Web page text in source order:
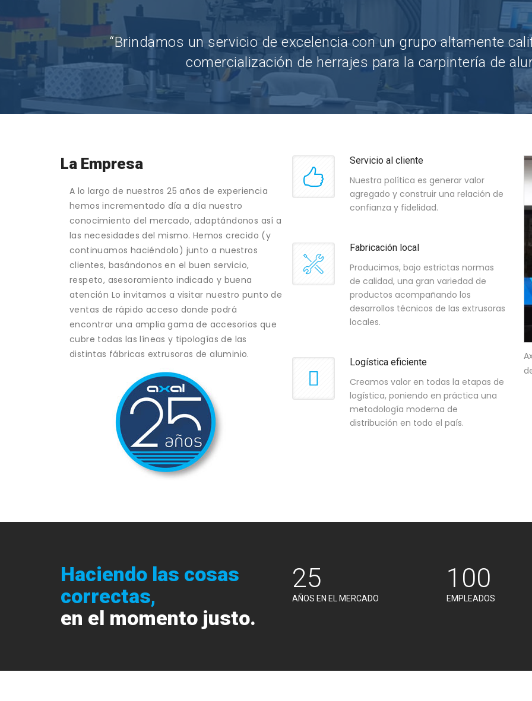
“Brindamos un servicio de excelencia con un grupo altamente
comercialización de herrajes para la carpintería de
La Empresa
A lo largo de nuestros 25 años de experiencia
hemos incrementado día a día nuestro
conocimiento del mercado, adaptándonos así a
las necesidades del mismo. Hemos crecido (y
continuamos haciéndolo) junto a nuestros
clientes, basándonos en el buen servicio,
respeto, asesoramiento indicado y buena
atención Lo invitamos a visitar nuestro punto de
ventas de rápido acceso donde podrá
encontrar una amplia gama de accesorios que
cubre todas las líneas y tipologías de las
distintas fábricas extrusoras de aluminio.
Servicio al cliente
Nuestra política es generar valor
agregado y construir una relación de
confianza y fidelidad.
Fabricación local
Producimos, bajo estrictas normas
de calidad, una gran variedad de
productos acompañando los
desarrollos técnicos de las extrusoras
locales.
Logística eficiente
Creamos valor en todas la etapas de
logística, poniendo en práctica una
metodología moderna de
distribución en todo el país.
Haciendo las cosas
correctas,
en el momento justo.
25
AÑOS EN EL MERCADO
100
EMPLEADOS